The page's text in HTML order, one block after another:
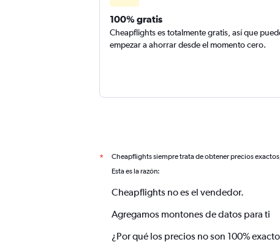
100% gratis
Cheapflights es totalmente gratis, así que
empezar a ahorrar desde el momento cero.
* Cheapflights siempre trata de obtener precios
Esta es la razón:
Cheapflights no es el vendedor.
Agregamos montones de datos para ti
¿Por qué los precios no son 100%